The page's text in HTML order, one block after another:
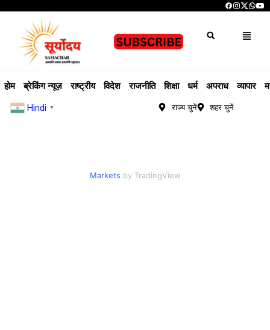
होम ब्रेकिंग न्यूज़ राष्ट्रीय विदेश राजनीति शिक्षा धर्म अपराध व्यापार
Hindi ▼ राज्य चुनें शहर चुनें
Markets by TradingView